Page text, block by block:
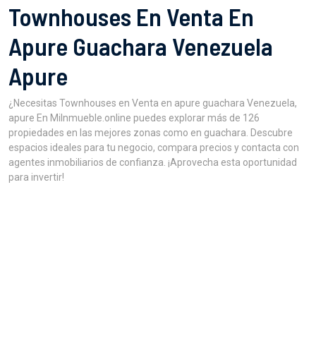
Townhouses En Venta En
Apure Guachara Venezuela
Apure
¿Necesitas Townhouses en Venta en apure guachara Venezuela,
apure En MiInmueble.online puedes explorar más de 126
propiedades en las mejores zonas como en guachara. Descubre
espacios ideales para tu negocio, compara precios y contacta con
agentes inmobiliarios de confianza. ¡Aprovecha esta oportunidad
para invertir!